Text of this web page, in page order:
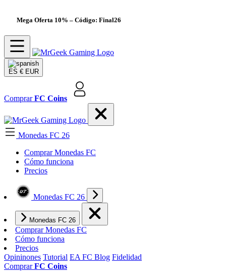
Mega Oferta 10% – Código: Final26
ES € EUR
ComprarFC Coins
Monedas FC 26
Comprar Monedas FC
Cómo funciona
Precios
Monedas FC 26
Monedas FC 26
Comprar Monedas FC
Cómo funciona
Precios
Opininones Tutorial EA FC Blog Fidelidad
ComprarFC Coins